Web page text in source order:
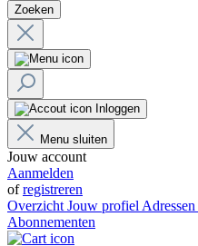
Zoeken
Inloggen
Menu sluiten
Jouw account
Aanmelden
ofregistreren
Overzicht Jouw profiel Adressen
Abonnementen